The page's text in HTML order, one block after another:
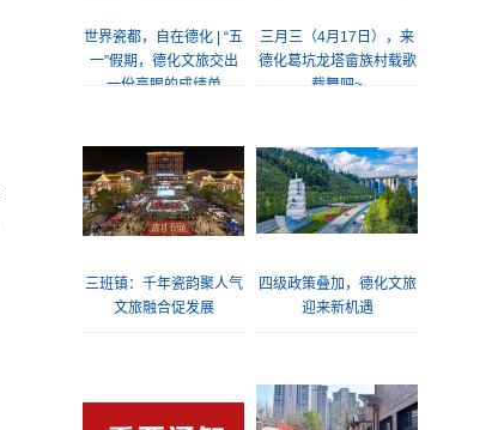
世界瓷都，自在德化 | “五
一”假期，德化文旅交出
一份亮眼的成绩单
三月三（4月17日），来
德化葛坑龙塔畲族村载歌
载舞吧~
三班镇：千年瓷韵聚人气
文旅融合促发展
四级政策叠加，德化文旅
迎来新机遇